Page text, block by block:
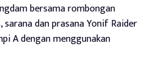
bersama rombongan
dan prasana Yonif Raider
A dengan menggunakan